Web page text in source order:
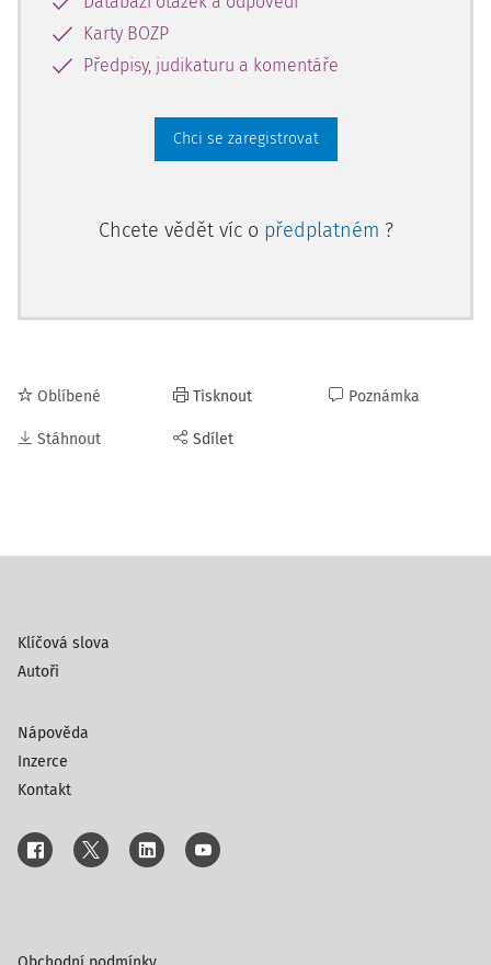
Karty BOZP
Předpisy, judikaturu a komentáře
Chci se zaregistrovat
Chcete vědět víc o předplatném ?
Oblíbené
Stáhnout
Tisknout
Sdílet
Poznámka
Klíčová slova
Autoři
Nápověda
Inzerce
Kontakt